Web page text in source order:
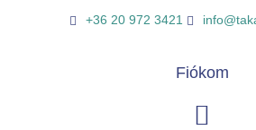
+36 20 972 3421
Fiókom
Kosár